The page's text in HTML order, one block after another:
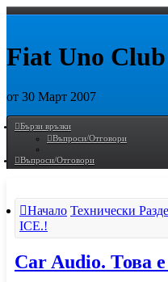
Fiat Uno
от 30 Март 2007
Пропусни
Бързи връзки
Въпроси/Отговори
Въпроси/Отговори
Начало Технически
ICE.!
Car Audio. Това